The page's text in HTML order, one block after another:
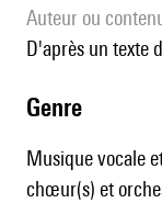
Auteur ou
d'après un texte
genre
Musique vocale
chœur(s) et